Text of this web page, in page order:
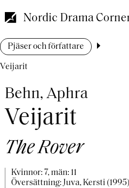
till
huvudinnehåll
Nordic Drama
Länkstig
Pjäser och författare
Veijarit
Behn, Aphra
Veijarit
The Rover
Kvinnor: 7, män: 11
Översättning: Juva, Kersti (1995)